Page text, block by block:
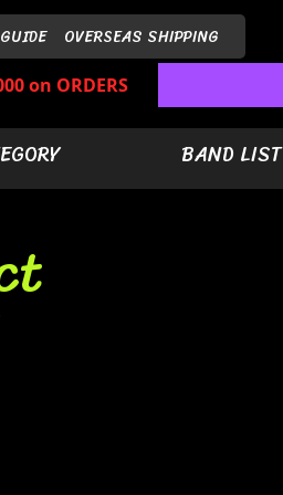
OVERSEAS SHIPPING
on ORDERS
BAND LIST